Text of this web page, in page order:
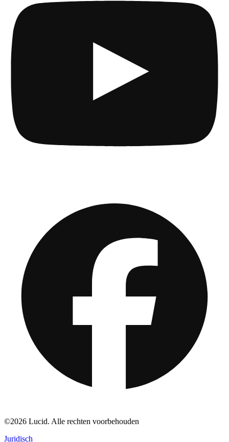
©2026 Lucid. Alle rechten voorbehouden
Juridisch